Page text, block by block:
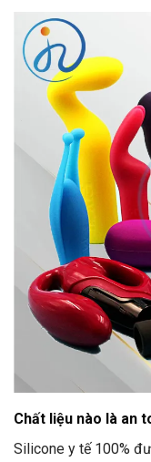
Chất liệu nào là an
Silicone y tế 100%